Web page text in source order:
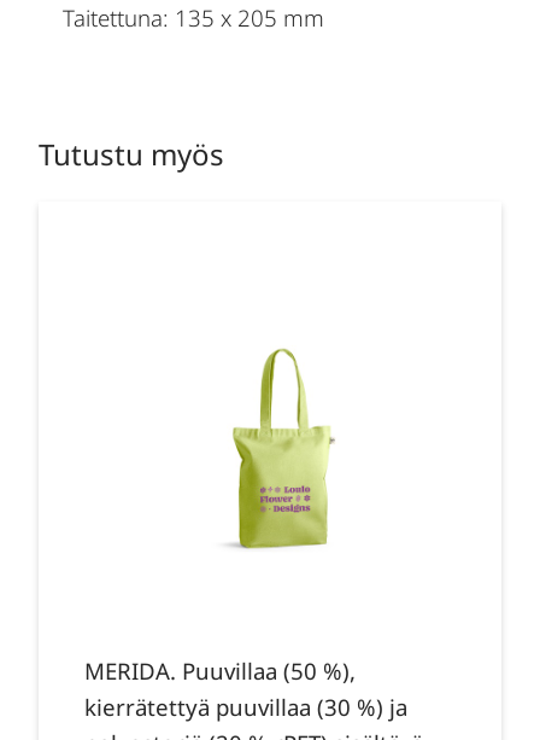
Taitettuna: 135 x 205 mm
Tutustu myös
MERIDA. Puuvillaa (50 %),
kierrätettyä puuvillaa (30 %) ja